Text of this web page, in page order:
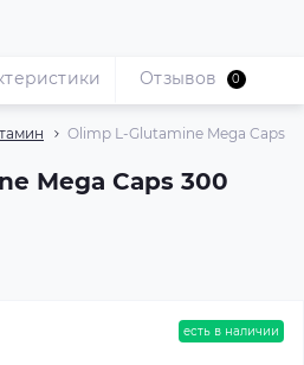
Olimp L-Glutamine Mega Caps
Mega Caps 300
Отзывов 0
есть в наличии